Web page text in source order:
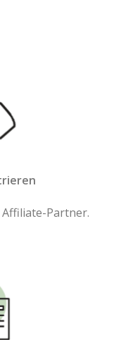
Affiliate-Partner.